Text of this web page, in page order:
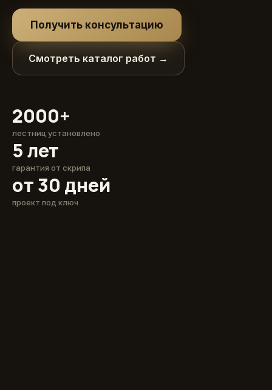
Получить консультацию
Смотреть каталог работ →
2000+
лестниц установлено
5 лет
гарантия от скрипа
от 30 дней
проект под ключ